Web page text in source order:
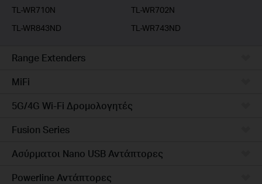
TL-WR710N
TL-WR702N
TL-WR843ND
TL-WR743ND
Range Extenders
MiFi
5G/4G Wi-Fi Δρομολογητές
Fusion Series
Ασύρματοι Nano USB Αντάπτορες
Powerline Αντάπτορες